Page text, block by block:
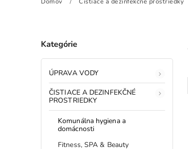
Kategórie
ÚPRAVA VODY
ČISTIACE A DEZINFEKČNÉ
PROSTRIEDKY
Komunálna hygiena a
domácnosti
Fitness, SPA & Beauty